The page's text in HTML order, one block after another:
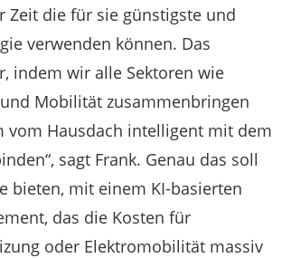
Zeit die für sie günstigste und
verwenden können. Das
indem wir alle Sektoren wie
Mobilität zusammenbringen
vom Hausdach intelligent mit dem
sagt Frank. Genau das soll
bieten, mit einem KI-basierten
das die Kosten für
oder Elektromobilität massiv